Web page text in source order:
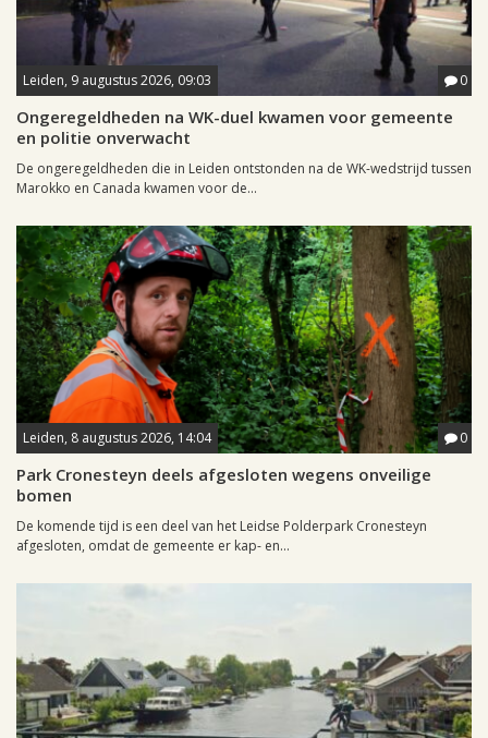
Leiden, 9 augustus 2026, 09:03 0
Ongeregeldheden na WK-duel kwamen voor gemeente
en politie onverwacht
De ongeregeldheden die in Leiden ontstonden na de WK-wedstrijd tussen
Marokko en Canada kwamen voor de...
Leiden, 8 augustus 2026, 14:04 0
Park Cronesteyn deels afgesloten wegens onveilige
bomen
De komende tijd is een deel van het Leidse Polderpark Cronesteyn
afgesloten, omdat de gemeente er kap- en...